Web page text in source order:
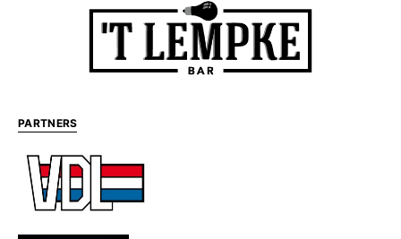
PARTNERS